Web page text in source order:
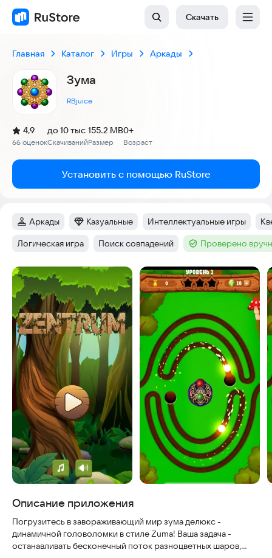
Скачать
Главная Каталог Игры Аркады
Зума
RBjuice
Рейтинг:
4,9
(
66 оценок
)
Скачиваний
до 10 тыс
Размер
155.2 MB
Возраст
0+
Установить с помощью RuStore
Категория:
Аркады Категория:
Казуальные Тег:
Интеллектуальные игры
Тег :
Логическая игра Тег:
Поиск совпадений Тег :Проверено
Скриншоты
Описание приложения
Погрузитесь в завораживающий мир зума делюкс -
динамичной головоломки в стиле Zuma! Ваша задача -
останавливать бесконечный поток разноцветных шаров,